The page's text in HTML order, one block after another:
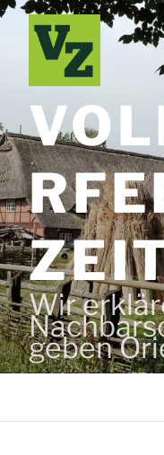
Zum
Inhalt
springen
Wir
geben